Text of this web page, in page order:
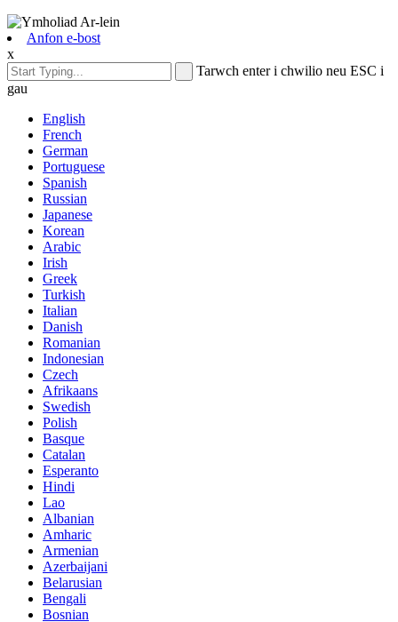
Anfon e-bost
x
Tarwch enter i chwilio neu ESC i
gau
English
French
German
Portuguese
Spanish
Russian
Japanese
Korean
Arabic
Irish
Greek
Turkish
Italian
Danish
Romanian
Indonesian
Czech
Afrikaans
Swedish
Polish
Basque
Catalan
Esperanto
Hindi
Lao
Albanian
Amharic
Armenian
Azerbaijani
Belarusian
Bengali
Bosnian